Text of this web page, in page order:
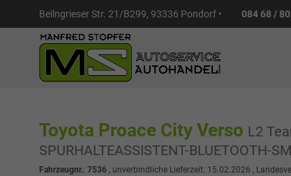
Beilngrieser Str. 21/B299, 93336 Pondorf • 084 68 / 80
Toyota Proace City Verso L2
SPURHALTEASSISTENT-BLUETOOTH-
Fahrzeugnr.: 7536 , unverbindliche Lieferzeit: 15.02.2026 ,